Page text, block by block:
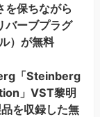
を保ちながら
バーブプラグ
）が無料
「Steinberg
」VST黎明
を収録した無